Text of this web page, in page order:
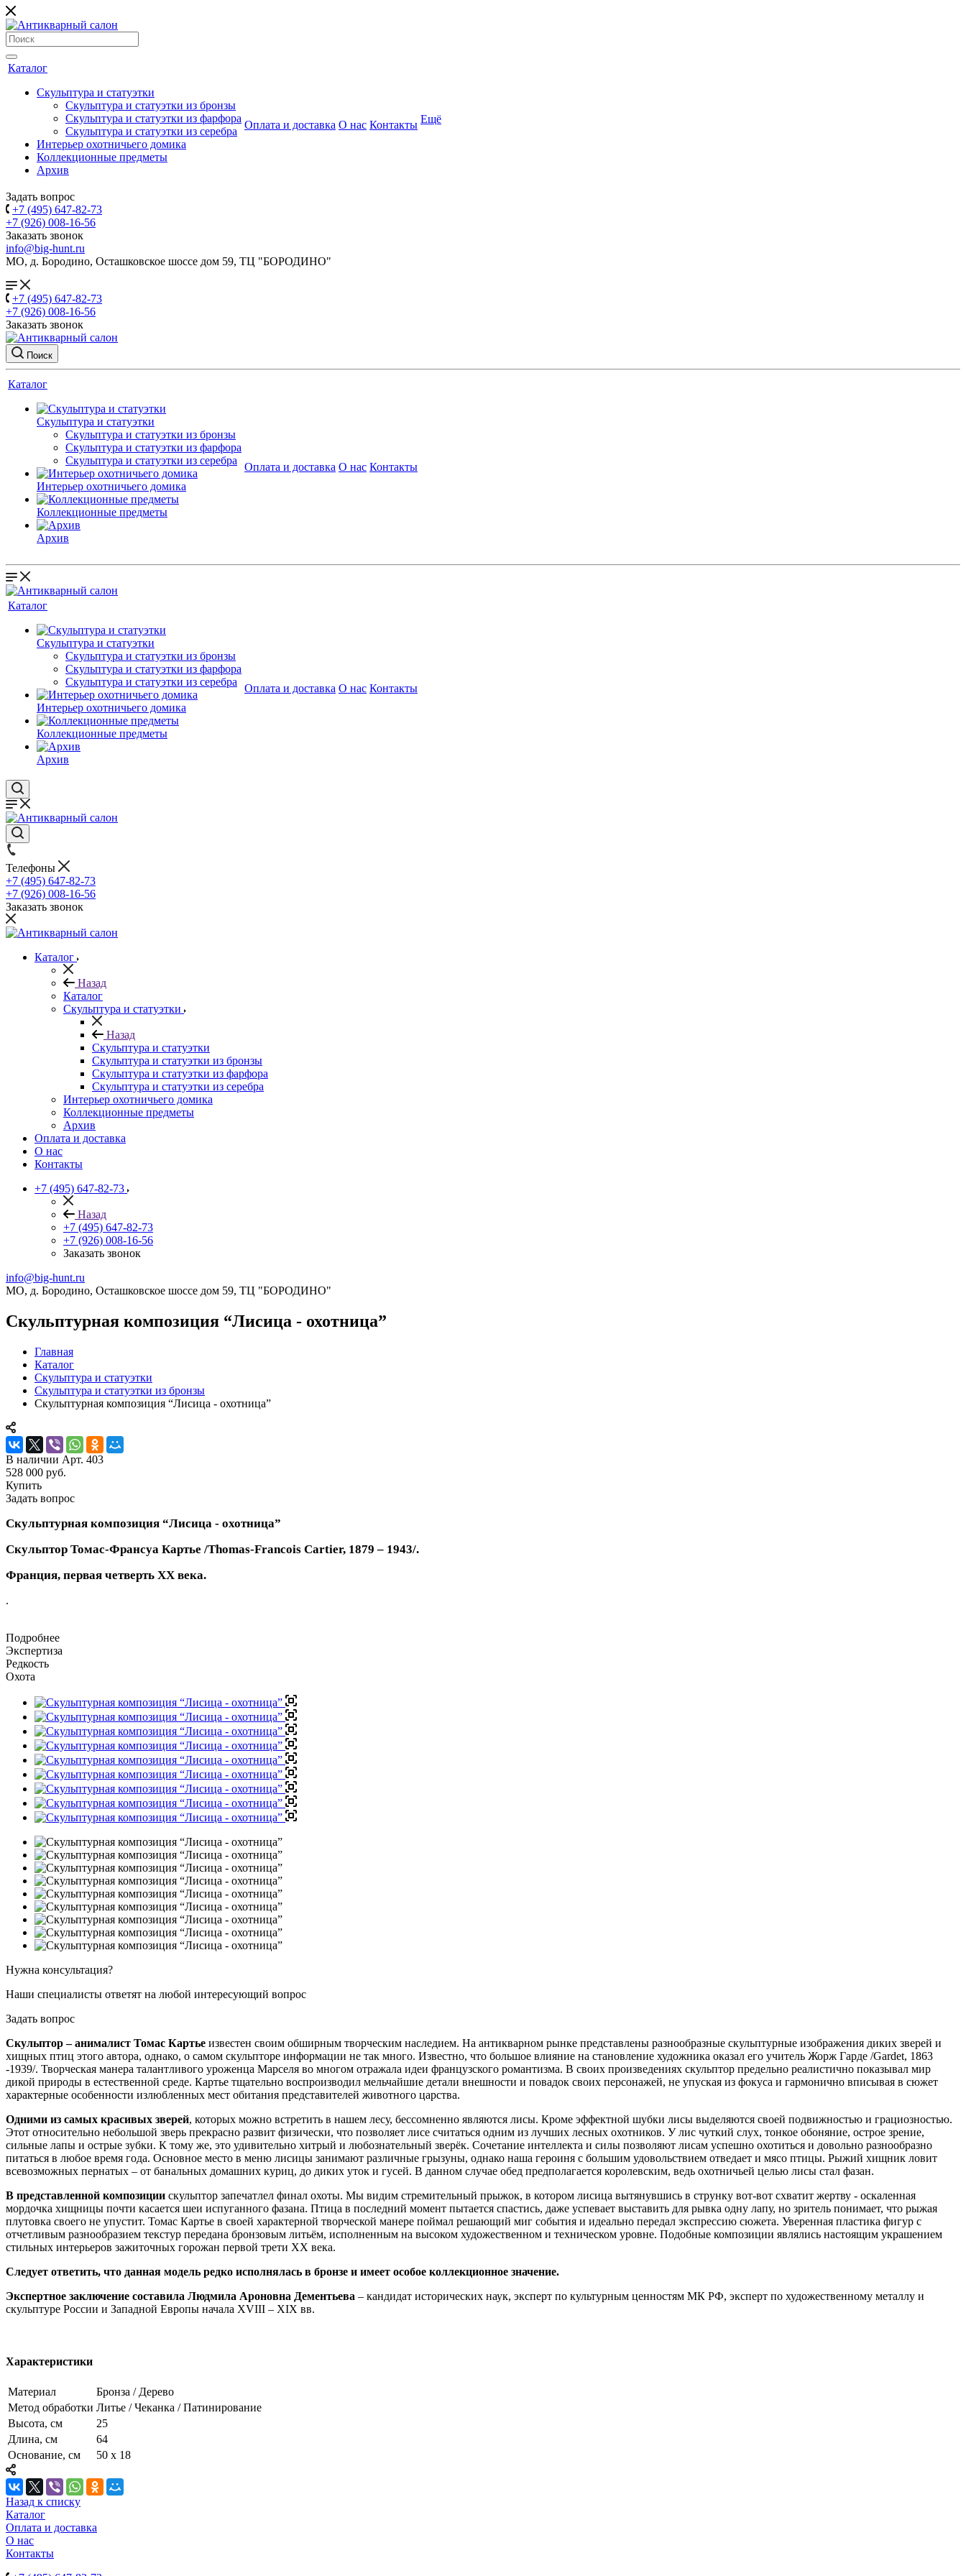
Каталог
Скульптура и статуэтки
Скульптура и статуэтки из бронзы
Скульптура и статуэтки из фарфора
Скульптура и статуэтки из серебра
Интерьер охотничьего домика
Коллекционные предметы
Архив
Оплата и доставка О нас Контакты Ещё
Задать вопрос
+7 (495) 647-82-73
+7 (926) 008-16-56
Заказать звонок
info@big-hunt.ru
МО, д. Бородино, Осташковское шоссе дом 59, ТЦ "БОРОДИНО"
+7 (495) 647-82-73
+7 (926) 008-16-56
Заказать звонок
Поиск
Каталог
Скульптура и статуэтки
Скульптура и статуэтки из бронзы
Скульптура и статуэтки из фарфора
Скульптура и статуэтки из серебра
Интерьер охотничьего домика
Коллекционные предметы
Архив
Оплата и доставка О нас Контакты
Каталог
Скульптура и статуэтки
Скульптура и статуэтки из бронзы
Скульптура и статуэтки из фарфора
Скульптура и статуэтки из серебра
Интерьер охотничьего домика
Коллекционные предметы
Архив
Оплата и доставка О нас Контакты
Телефоны
+7 (495) 647-82-73
+7 (926) 008-16-56
Заказать звонок
Каталог
Назад
Каталог
Скульптура и статуэтки
Назад
Скульптура и статуэтки
Скульптура и статуэтки из бронзы
Скульптура и статуэтки из фарфора
Скульптура и статуэтки из серебра
Интерьер охотничьего домика
Коллекционные предметы
Архив
Оплата и доставка
О нас
Контакты
+7 (495) 647-82-73
Назад
+7 (495) 647-82-73
+7 (926) 008-16-56
Заказать звонок
info@big-hunt.ru
МО, д. Бородино, Осташковское шоссе дом 59, ТЦ "БОРОДИНО"
Скульптурная композиция “Лисица - охотница”
Главная
Каталог
Скульптура и статуэтки
Скульптура и статуэтки из бронзы
Скульптурная композиция “Лисица - охотница”
В наличии Арт. 403
528 000 руб.
Купить
Задать вопрос
Скульптурная композиция “Лисица - охотница”
Скульптор Томас-Франсуа Картье /Thomas-Francois Cartier, 1879 – 1943/.
Франция, первая четверть XX века.
.
Подробнее
Экспертиза
Редкость
Охота
Нужна консультация?
Наши специалисты ответят на любой интересующий вопрос
Задать вопрос
Скульптор – анималист Томас Картье известен своим обширным творческим наследием. На антикварном рынке представлены разнообразные скульптурные изображения диких зверей и
хищных птиц этого автора, однако, о самом скульпторе информации не так много. Известно, что большое влияние на становление художника оказал его учитель Жорж Гарде /Gardet, 1863
-1939/. Творческая манера талантливого уроженца Марселя во многом отражала идеи французского романтизма. В своих произведениях скульптор предельно реалистично показывал мир
дикой природы в естественной среде. Картье тщательно воспроизводил мельчайшие детали внешности и повадок своих персонажей, не упуская из фокуса и гармонично вписывая в сюжет
характерные особенности излюбленных мест обитания представителей животного царства.
Одними из самых красивых зверей, которых можно встретить в нашем лесу, бессомненно являются лисы. Кроме эффектной шубки лисы выделяются своей подвижностью и грациозностью.
Этот относительно небольшой зверь прекрасно развит физически, что позволяет лисе считаться одним из лучших лесных охотников. У лис чуткий слух, тонкое обоняние, острое зрение,
сильные лапы и острые зубки. К тому же, это удивительно хитрый и любознательный зверёк. Сочетание интеллекта и силы позволяют лисам успешно охотиться и довольно разнообразно
питаться в любое время года. Основное место в меню лисицы занимают различные грызуны, однако наша героиня с большим удовольствием отведает и мясо птицы. Рыжий хищник ловит
всевозможных пернатых – от банальных домашних куриц, до диких уток и гусей. В данном случае обед предполагается королевским, ведь охотничьей целью лисы стал фазан.
В представленной композиции скульптор запечатлел финал охоты. Мы видим стремительный прыжок, в котором лисица вытянувшись в струнку вот-вот схватит жертву - оскаленная
мордочка хищницы почти касается шеи испуганного фазана. Птица в последний момент пытается спастись, даже успевает выставить для рывка одну лапу, но зритель понимает, что рыжая
плутовка своего не упустит. Томас Картье в своей характерной творческой манере поймал решающий миг события и идеально передал экспрессию сюжета. Уверенная пластика фигур с
отчетливым разнообразием текстур передана бронзовым литьём, исполненным на высоком художественном и техническом уровне. Подобные композиции являлись настоящим украшением
стильных интерьеров зажиточных горожан первой трети XX века.
Следует ответить, что данная модель редко исполнялась в бронзе и имеет особое коллекционное значение.
Экспертное заключение составила Людмила Ароновна Дементьева – кандидат исторических наук, эксперт по культурным ценностям МК РФ, эксперт по художественному металлу и
скульптуре России и Западной Европы начала XVIII – XIX вв.
Характеристики
Материал
Бронза / Дерево
Метод обработки Литье / Чеканка / Патинирование
Высота, см
25
Длина, см
64
Основание, см
50 х 18
Назад к списку
Каталог
Оплата и доставка
О нас
Контакты